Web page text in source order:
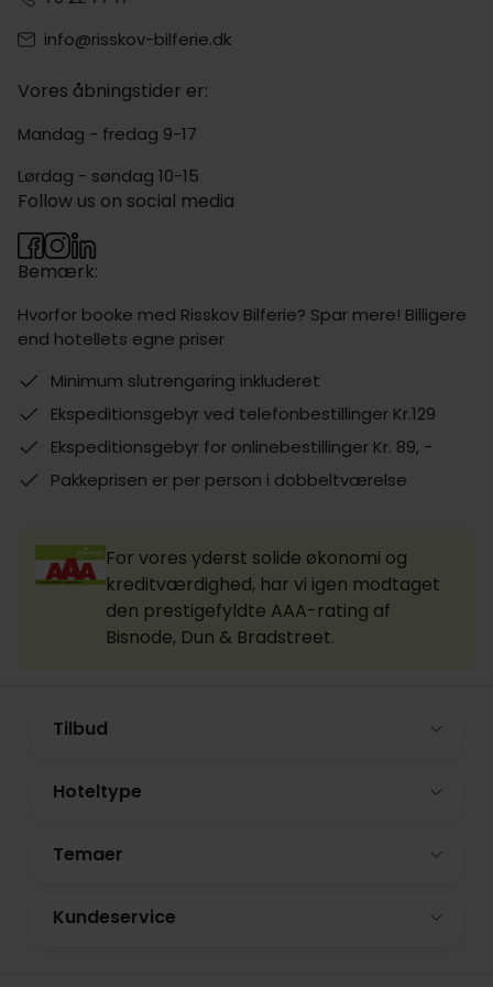
info@risskov-bilferie.dk
Vores åbningstider er:
Mandag - fredag 9-17
Lørdag - søndag 10-15
Bemærk:
Hvorfor booke med Risskov Bilferie? Spar mere! Billigere
end hotellets egne priser
Minimum slutrengøring inkluderet
Ekspeditionsgebyr ved telefonbestillinger Kr.129
Ekspeditionsgebyr for onlinebestillinger Kr. 89, -
Pakkeprisen er per person i dobbeltværelse
Follow us on social media
For vores yderst solide økonomi og
kreditværdighed, har vi igen modtaget
den prestigefyldte AAA-rating af
Bisnode, Dun & Bradstreet.
Tilbud
Hoteltype
Temaer
Kundeservice